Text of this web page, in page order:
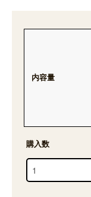
内容量
購入数